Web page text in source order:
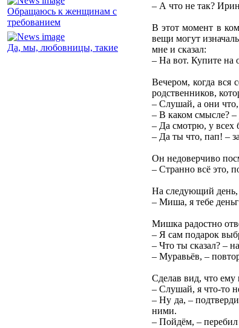
Обращаюсь к женщинам с
требованием
Да, мы, любовницы, такие
– А что не так?
В этот момент в
вещи могут
мне и сказал:
– На вот. Купите на
Вечером, когда вся
родственников,
– Слушай, а они что,
– В каком смысле? –
– Да смотрю, у всех
– Да ты что, пап! –
Он недоверчиво
– Странно всё это,
На следующий день,
– Миша, я тебе
Мишка радостно
– Я сам подарок
– Что ты сказал? –
– Муравьёв, –
Сделав вид, что
– Слушай, я что-то
– Ну да, –
ними.
– Пойдём, –